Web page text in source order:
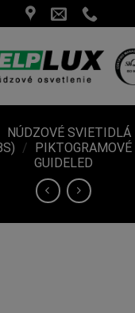
NÚDZOVÉ SVIETIDLÁ
/
GUIDELED